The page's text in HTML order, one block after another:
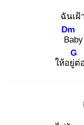
ฉันเฝ้
Ba
Dm
ให้อยู่ต่
G